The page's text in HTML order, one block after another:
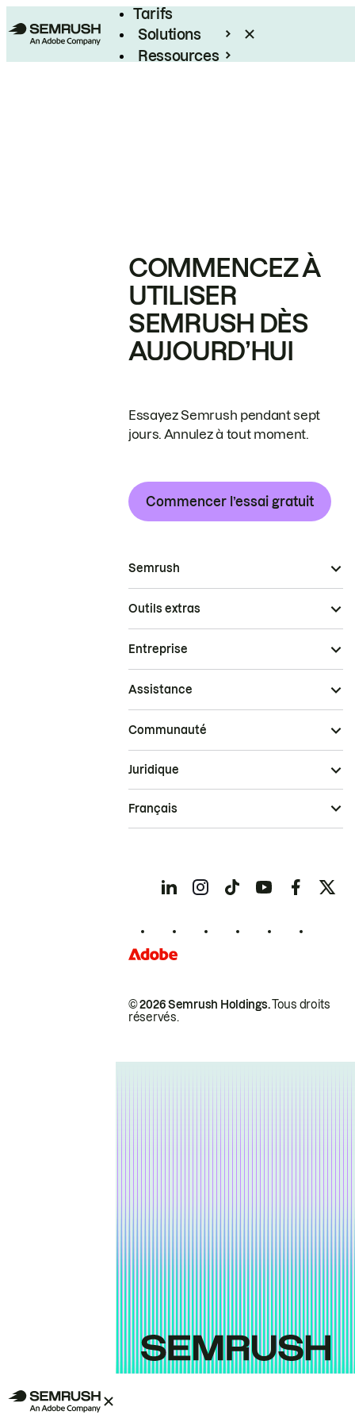
Tarifs
Solutions
Ressources
COMMENCEZ À
UTILISER
SEMRUSH DÈS
AUJOURD’HUI
Essayez Semrush pendant sept
jours. Annulez à tout moment.
Commencer l’essai gratuit
Semrush
Outils extras
Entreprise
Assistance
Communauté
© 2026 Semrush Holdings.Tous droits
réservés.
Juridique
Français